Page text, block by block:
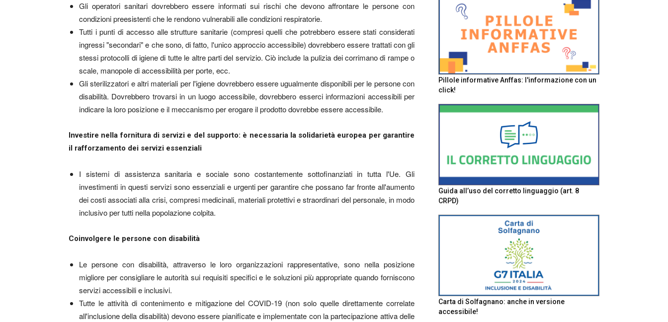
Gli operatori sanitari dovrebbero essere informati sui rischi che devono affrontare le persone con
condizioni preesistenti che le rendono vulnerabili alle condizioni respiratorie.
Tutti i punti di accesso alle strutture sanitarie (compresi quelli che potrebbero essere stati considerati
ingressi "secondari" e che sono, di fatto, l'unico approccio accessibile) dovrebbero essere trattati con gli
stessi protocolli di igiene di tutte le altre parti del servizio. Ciò include la pulizia dei corrimano di rampe o
scale, manopole di accessibilità per porte, ecc.
Gli sterilizzatori e altri materiali per l'igiene dovrebbero essere ugualmente disponibili per le persone con
disabilità. Dovrebbero trovarsi in un luogo accessibile, dovrebbero esserci informazioni accessibili per
indicare la loro posizione e il meccanismo per erogare il prodotto dovrebbe essere accessibile.
Investire nella fornitura di servizi e del supporto: è necessaria la solidarietà europea per garantire
il rafforzamento dei servizi essenziali
I sistemi di assistenza sanitaria e sociale sono costantemente sottofinanziati in tutta l'Ue. Gli
investimenti in questi servizi sono essenziali e urgenti per garantire che possano far fronte all'aumento
dei costi associati alla crisi, compresi medicinali, materiali protettivi e straordinari del personale, in modo
inclusivo per tutti nella popolazione colpita.
Coinvolgere le persone con disabilità
Le persone con disabilità, attraverso le loro organizzazioni rappresentative, sono nella posizione
migliore per consigliare le autorità sui requisiti specifici e le soluzioni più appropriate quando forniscono
servizi accessibili e inclusivi.
Tutte le attività di contenimento e mitigazione del COVID-19 (non solo quelle direttamente correlate
all'inclusione della disabilità) devono essere pianificate e implementate con la partecipazione attiva delle
Pillole informative Anffas: l'informazione con un
click!
Guida all’uso del corretto linguaggio (art. 8
CRPD)
Carta di Solfagnano: anche in versione
accessibile!